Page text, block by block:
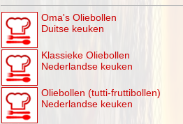
Oma's Oliebollen
Duitse keuken
Klassieke Oliebollen
Nederlandse keuken
Oliebollen (tutti-fruttibollen)
Nederlandse keuken